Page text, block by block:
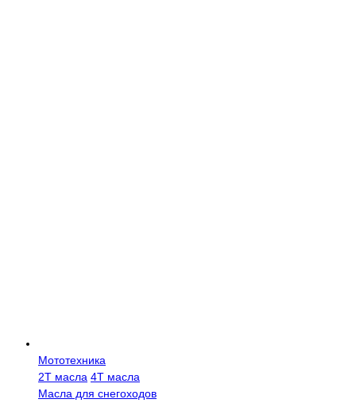
Мототехника
2Т масла 4Т масла
Масла для снегоходов